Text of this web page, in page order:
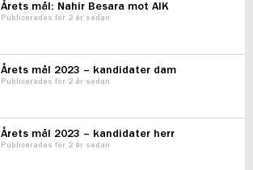
Årets mål: Nahir Besara mot AIK
Publicerades för 2 år sedan
Årets mål 2023 – kandidater dam
Publicerades för 2 år sedan
Årets mål 2023 – kandidater herr
Publicerades för 2 år sedan